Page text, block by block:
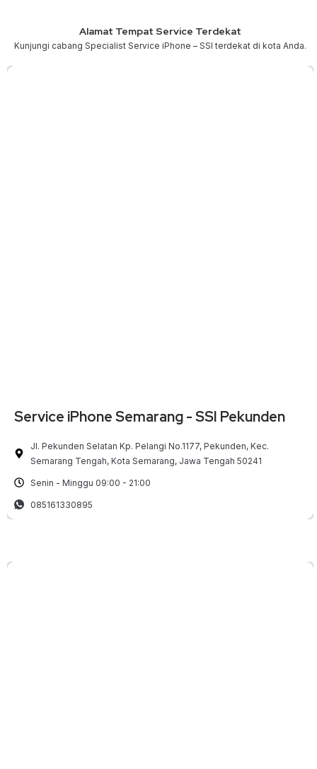
Alamat Tempat Service Terdekat
Kunjungi cabang Specialist Service iPhone – SSI terdekat di kota Anda.
Service iPhone Semarang - SSI Pekunden
Jl. Pekunden Selatan Kp. Pelangi No.1177, Pekunden, Kec.
Semarang Tengah, Kota Semarang, Jawa Tengah 50241
Senin - Minggu 09:00 - 21:00
085161330895